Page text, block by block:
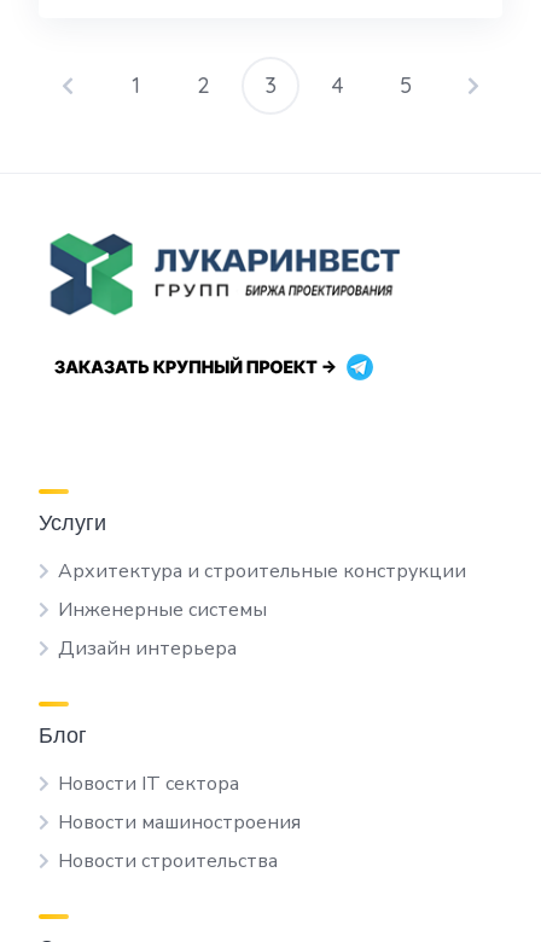
1 2 3 4 5
Услуги
Архитектура и строительные конструкции
Инженерные системы
Дизайн интерьера
Блог
Новости IT сектора
Новости машиностроения
Новости строительства